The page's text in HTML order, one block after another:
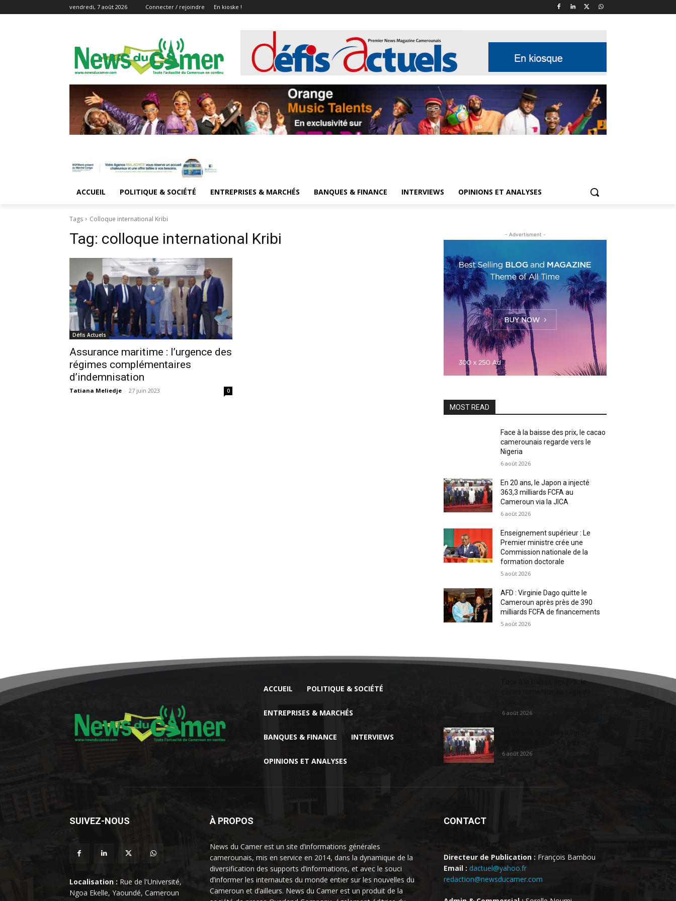
vendredi, 7 août 2026 Connecter / rejoindre En kioske !
ACCUEIL POLITIQUE & SOCIÉTÉ ENTREPRISES & MARCHÉS BANQUES & FINANCE INTERVIEWS OPINIONS ET ANALYSES
Tags Colloque international Kribi
Tag: colloque international Kribi
Défis Actuels
Assurance maritime : l’urgence des
régimes complémentaires
d’indemnisation
Tatiana Meliedje - 27 juin 2023 0
- Advertisment -
MOST READ
Face à la baisse des prix, le cacao
camerounais regarde vers le
Nigeria
6 août 2026
En 20 ans, le Japon a injecté
363,3 milliards FCFA au
Cameroun via la JICA
6 août 2026
Enseignement supérieur : Le
Premier ministre crée une
Commission nationale de la
formation doctorale
5 août 2026
AFD : Virginie Dago quitte le
Cameroun après près de 390
milliards FCFA de financements
5 août 2026
ACCUEIL POLITIQUE & SOCIÉTÉ
ENTREPRISES & MARCHÉS
BANQUES & FINANCE INTERVIEWS
OPINIONS ET ANALYSES
Face à la baisse des prix, le
6 août 2026
6 août 2026
SUIVEZ-NOUS
Localisation : Rue de l'Université,
Ngoa Ekelle, Yaoundé, Cameroun
À PROPOS
News du Camer est un site d’informations générales
camerounais, mis en service en 2014, dans la dynamique de la
diversification des supports d’informations, et avec le souci
d’informer les internautes du monde entier sur les nouvelles du
Cameroun et d’ailleurs. News du Camer est un produit de la
CONTACT
Directeur de Publication : François Bambou
Email : dactuel@yahoo.fr
redaction@newsducamer.com